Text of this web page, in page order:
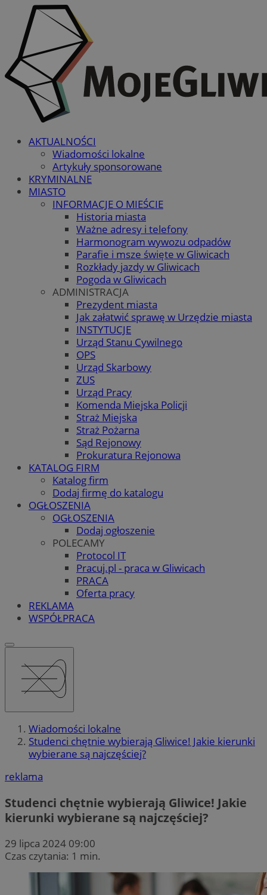
AKTUALNOŚCI
Wiadomości lokalne
Artykuły sponsorowane
KRYMINALNE
MIASTO
INFORMACJE O MIEŚCIE
Historia miasta
Ważne adresy i telefony
Harmonogram wywozu odpadów
Parafie i msze święte w Gliwicach
Rozkłady jazdy w Gliwicach
Pogoda w Gliwicach
ADMINISTRACJA
Prezydent miasta
Jak załatwić sprawę w Urzędzie miasta
INSTYTUCJE
Urząd Stanu Cywilnego
OPS
Urząd Skarbowy
ZUS
Urząd Pracy
Komenda Miejska Policji
Straż Miejska
Straż Pożarna
Sąd Rejonowy
Prokuratura Rejonowa
KATALOG FIRM
Katalog firm
Dodaj firmę do katalogu
OGŁOSZENIA
OGŁOSZENIA
Dodaj ogłoszenie
POLECAMY
Protocol IT
Pracuj.pl - praca w Gliwicach
PRACA
Oferta pracy
REKLAMA
WSPÓŁPRACA
Wiadomości lokalne
Studenci chętnie wybierają Gliwice! Jakie kierunki
wybierane są najczęściej?
reklama
Studenci chętnie wybierają Gliwice! Jakie
kierunki wybierane są najczęściej?
29 lipca 2024 09:00
Czas czytania: 1 min.